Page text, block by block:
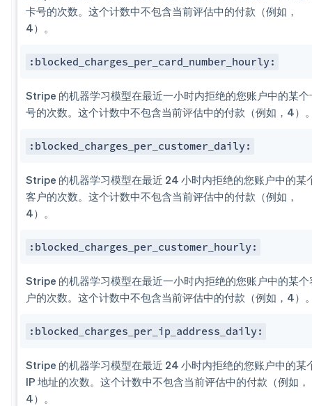
卡号的次数。这个计数中不包含当前评估中的付款（例如，
4）。
:blocked_charges_per​_card_number_hourly:
Stripe 的机器学习模型在最近一小时内拒绝的您账户中的某个
号的次数。这个计数中不包含当前评估中的付款（例如，4）
:blocked_charges_per​_customer_daily:
Stripe 的机器学习模型在最近 24 小时内拒绝的您账户中的某
客户的次数。这个计数中不包含当前评估中的付款（例如，
4）。
:blocked_charges_per​_customer_hourly:
Stripe 的机器学习模型在最近一小时内拒绝的您账户中的某个
户的次数。这个计数中不包含当前评估中的付款（例如，4）
:blocked_charges_per​_ip_address_daily:
Stripe 的机器学习模型在最近 24 小时内拒绝的您账户中的某
IP 地址的次数。这个计数中不包含当前评估中的付款（例如，
4）。